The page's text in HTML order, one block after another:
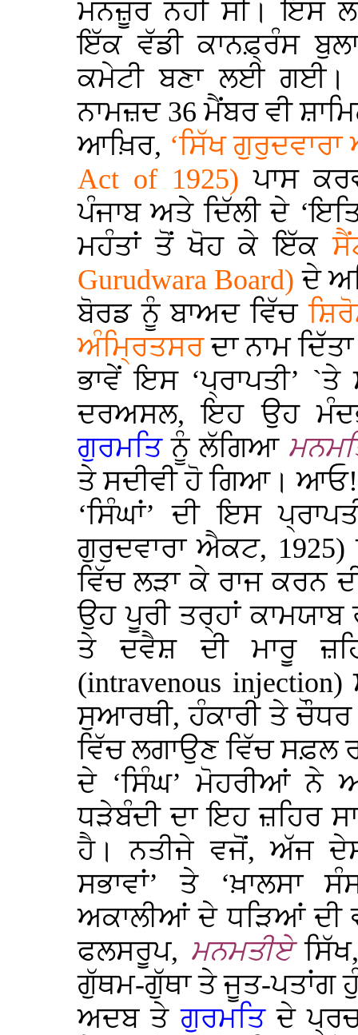
ਮਨਜ਼ੂਰ ਨਹੀਂ ਸੀ। ਇਸ
ਇੱਕ ਵੱਡੀ ਕਾਨਫ਼੍ਰੰਸ
ਕਮੇਟੀ ਬਣਾ ਲਈ ਗਈ।
ਨਾਮਜ਼ਦ 36 ਮੈਂਬਰ ਵੀ
ਆਖ਼ਿਰ, ‘ਸਿੱਖ
Act of 1925) ਪਾਸ
ਪੰਜਾਬ ਅਤੇ ਦਿੱਲੀ ਦੇ
ਮਹੰਤਾਂ ਤੋਂ ਖੋਹ ਕੇ ਇੱਕ
Gurudwara Board) ਦੇ
ਬੋਰਡ ਨੂੰ ਬਾਅਦ ਵਿੱਚ
ਅੰਮ੍ਰਿਤਸਰਦਾ ਨਾਮ
ਭਾਵੇਂ ਇਸ ‘ਪ੍ਰਾਪਤੀ’
ਦਰਅਸਲ, ਇਹ ਉਹ
ਗੁਰਮਤਿਨੂੰ ਲੱਗਿਆ
ਤੇ ਸਦੀਵੀ ਹੋ ਗਿਆ। ਆਓ!
‘ਸਿੰਘਾਂ’ ਦੀ ਇਸ
ਗੁਰੁਦਵਾਰਾ ਐਕਟ, 1925)
ਵਿੱਚ ਲੜਾ ਕੇ ਰਾਜ ਕਰਨ
ਉਹ ਪੂਰੀ ਤਰ੍ਹਾਂ
ਤੇ ਦਵੈਸ਼ ਦੀ ਮਾਰੂ
(intravenous injection)
ਸੁਆਰਥੀ, ਹੰਕਾਰੀ ਤੇ ਚੌਧਰ
ਵਿੱਚ ਲਗਾਉਣ ਵਿੱਚ ਸਫ਼ਲ
ਦੇ ‘ਸਿੰਘ’ ਮੋਹਰੀਆਂ ਨੇ
ਧੜੇਬੰਦੀ ਦਾ ਇਹ ਜ਼ਹਿਰ
ਹੈ। ਨਤੀਜੇ ਵਜੋਂ, ਅੱਜ
ਸਭਾਵਾਂ’ ਤੇ ‘ਖ਼ਾਲਸਾ
ਅਕਾਲੀਆਂ ਦੇ ਧੜਿਆਂ ਦੀ
ਫਲਸਰੂਪ, ਮਨਮਤੀਏ
ਗੁੱਥਮ-ਗੁੱਥਾ ਤੇ ਜੂਤ-ਪਤਾਂਗ
ਅਦਬ ਤੇਗੁਰਮਤਿਦੇ